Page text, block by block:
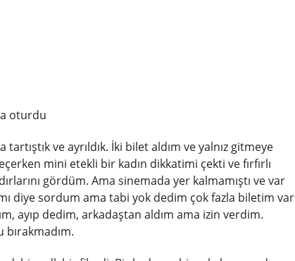
oturdu
ve ayrıldık. İki bilet aldım ve yalnız gitmeye
mini etekli bir kadın dikkatimi çekti ve fırfırlı
gördüm. Ama sinemada yer kalmamıştı ve var
diye sordum ama tabi yok dedim çok fazla biletim var
ayıp dedim, arkadaştan aldım ama izin verdim.